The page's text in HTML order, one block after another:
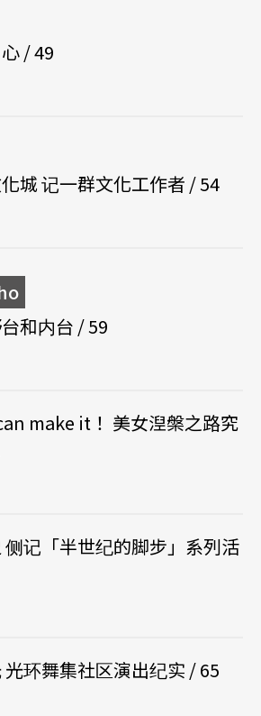
/ 49
城 记一群文化工作者 / 54
和内台 / 59
make it！ 美女湼槃之路究
记「半世纪的脚步」系列活
环舞集社区演出纪实 / 65